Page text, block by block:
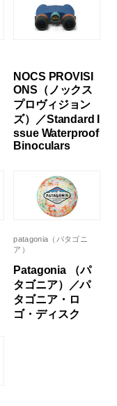
NOCS PROVISI
ONS（ノックス
プロヴィジョン
ズ）／Standard I
ssue Waterproof
Binoculars
patagonia（パタゴニ
ア）
Patagonia （パ
タゴニア）／パ
タゴニア・ロ
ゴ・ディスク